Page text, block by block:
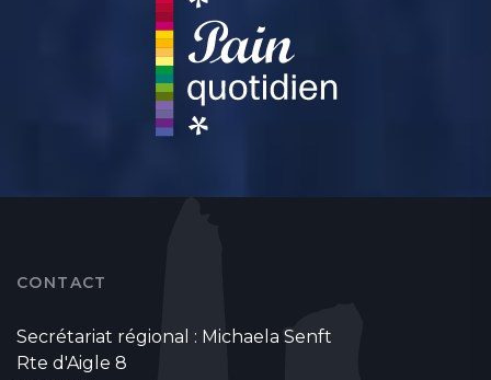
CONTACT
Secrétariat régional : Michaela Senft
Rte d'Aigle 8